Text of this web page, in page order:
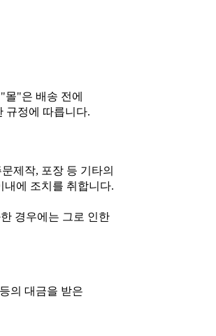
"은 배송 전에
규정에 따릅니다.
제작, 포장 등 기타의
에 조치를 취합니다.
경우에는 그로 인한
의 대금을 받은